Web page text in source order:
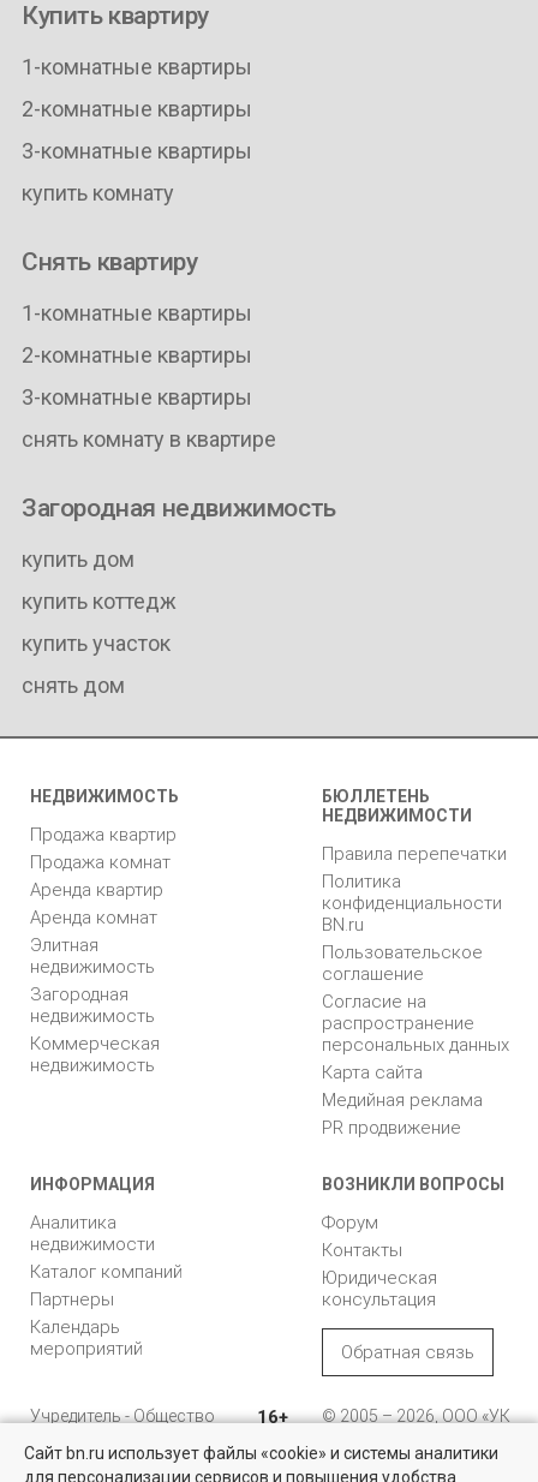
Купить квартиру
1-комнатные квартиры
2-комнатные квартиры
3-комнатные квартиры
купить комнату
Снять квартиру
1-комнатные квартиры
2-комнатные квартиры
3-комнатные квартиры
снять комнату в квартире
Загородная недвижимость
купить дом
купить коттедж
купить участок
снять дом
НЕДВИЖИМОСТЬ
Продажа квартир
Продажа комнат
Аренда квартир
Аренда комнат
Элитная
недвижимость
Загородная
недвижимость
Коммерческая
недвижимость
БЮЛЛЕТЕНЬ
НЕДВИЖИМОСТИ
Правила перепечатки
Политика
конфиденциальности
BN.ru
Пользовательское
соглашение
Согласие на
распространение
персональных данных
Карта сайта
Медийная реклама
PR продвижение
ИНФОРМАЦИЯ
Аналитика
недвижимости
Каталог компаний
Партнеры
Календарь
мероприятий
ВОЗНИКЛИ ВОПРОСЫ
Форум
Контакты
Юридическая
консультация
Обратная связь
Учредитель - Общество
ответственностью
"Управляющая
16+
© 2005 – 2026, ООО «УК
196105, Санкт-
Сайт bn.ru использует файлы «cookie» и системы аналитики
для персонализации сервисов и повышения удобства